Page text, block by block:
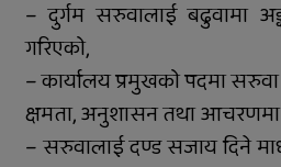
– दुर्गम सरुवालाई बढुवामा
गरिएको,
– कार्यालय प्रमुखको पदमा सरुवा
क्षमता, अनुशासन तथा आचरणमा
– सरुवालाई दण्ड सजाय दिने